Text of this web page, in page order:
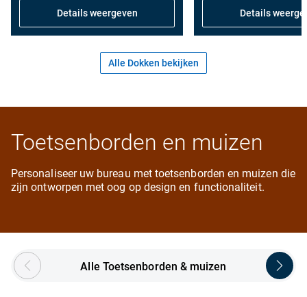
Details weergeven Details
Alle Dokken bekijken
Toetsenborden en muizen
Personaliseer uw bureau met toetsenborden en muizen die
zijn ontworpen met oog op design en functionaliteit.
Alle Toetsenborden & muizen
Showing page 1 of 5